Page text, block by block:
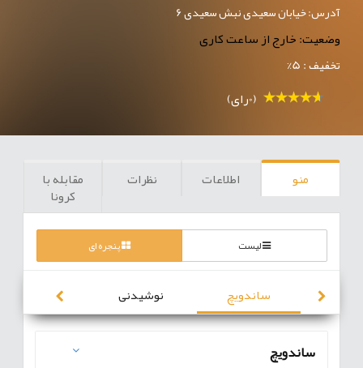
آدرس: خیابان سعیدی نبش سعیدی 6
وضعیت: خارج از ساعت کاری
تخفیف : 5%
(0رای)
منو اطلاعات نظرات مقابله با
کرونا
لیست پنجره ای
ساندویچ نوشیدنی
ساندویچ